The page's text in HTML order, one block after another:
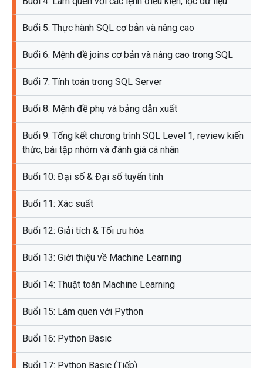
Buổi 5: Thực hành SQL cơ bản và nâng cao
Buổi 6: Mệnh đề joins cơ bản và nâng cao trong SQL
Buổi 7: Tính toán trong SQL Server
Buổi 8: Mệnh đề phụ và bảng dẫn xuất
Buổi 9: Tổng kết chương trình SQL Level 1, review kiến
thức, bài tập nhóm và đánh giá cá nhân
Buổi 10: Đại số & Đại số tuyến tính
Buổi 11: Xác suất
Buổi 12: Giải tích & Tối ưu hóa
Buổi 13: Giới thiệu về Machine Learning
Buổi 14: Thuật toán Machine Learning
Buổi 15: Làm quen với Python
Buổi 16: Python Basic
Buổi 17: Python Basic (Tiếp)